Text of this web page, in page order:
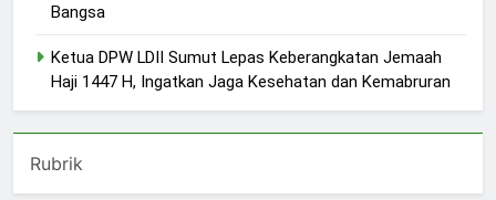
Bangsa
Ketua DPW LDII Sumut Lepas Keberangkatan Jemaah
Haji 1447 H, Ingatkan Jaga Kesehatan dan Kemabruran
Rubrik